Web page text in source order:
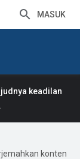
MASUK
keadilan
.
konten